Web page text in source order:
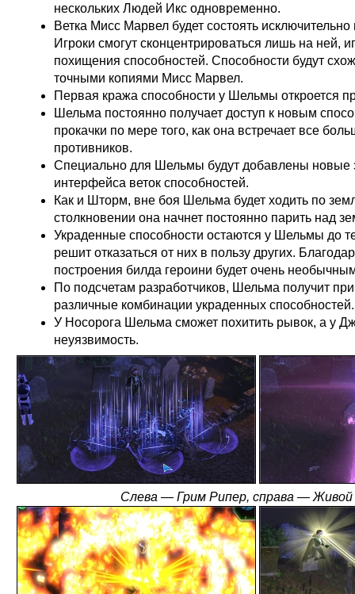
нескольких Людей Икс одновременно.
Ветка Мисс Марвел будет состоять исключительно
Игроки смогут сконцентрироваться лишь на ней,
похищения способностей. Способности будут
точными копиями Мисс Марвел.
Первая кража способности у Шельмы откроется
Шельма постоянно получает доступ к новым
прокачки по мере того, как она встречает все
противников.
Специально для Шельмы будут добавлены новые
интерфейса веток способностей.
Как и Шторм, вне боя Шельма будет ходить по
столкновении она начнет постоянно парить над
Украденные способности остаются у Шельмы до
решит отказаться от них в пользу других.
построения билда героини будет очень
По подсчетам разработчиков, Шельма получит
различные комбинации украденных способностей.
У Носорога Шельма сможет похитить рывок, а у
неуязвимость.
Слева — Грим Рипер, справа — Живой